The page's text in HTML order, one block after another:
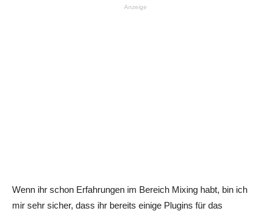
Anzeige
Wenn ihr schon Erfahrungen im Bereich Mixing habt, bin ich
mir sehr sicher, dass ihr bereits einige Plugins für das